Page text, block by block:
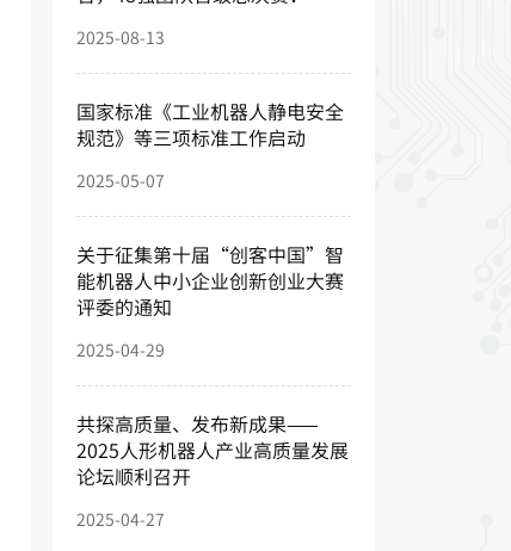
2025-08-13
国家标准《工业机器人静电安全
规范》等三项标准工作启动
2025-05-07
关于征集第十届“创客中国”智
能机器人中小企业创新创业大赛
评委的通知
2025-04-29
共探高质量、发布新成果——
2025人形机器人产业高质量发展
论坛顺利召开
2025-04-27